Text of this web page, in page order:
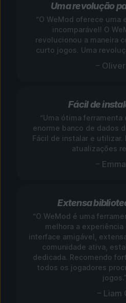
Uma revolução
“O WeMod oferece uma
incomparável! O
revolucionou a maneira
curto jogos. Uma
– Oliver
Fácil de
“Uma ótima ferramenta
enorme banco de dados
Fácil de instalar e
atualizações
–
Extensa
“O WeMod é uma
melhora a
interface amigável,
comunidade ativa,
dedicada. Recomendo
todos os jogadores
jogos.”
– Liam